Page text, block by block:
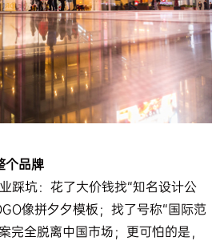
个品牌
坑：花了大价钱找“知名设计公
像拼夕夕模板；找了号称“国际范
完全脱离中国市场；更可怕的是，